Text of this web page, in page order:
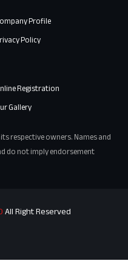
Profile
Policy
Registration
Gallery
respective owners. Names and
do not imply endorsement
All Right Reserved